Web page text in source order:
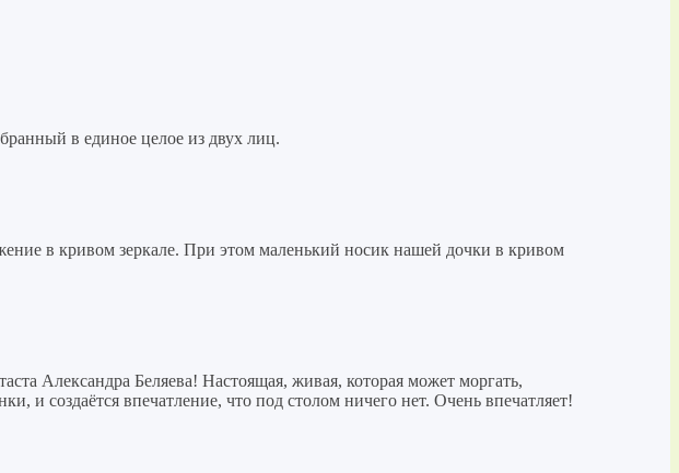
в единое целое из двух лиц.
в кривом зеркале. При этом маленький носик нашей дочки в кривом
Александра Беляева! Настоящая, живая, которая может моргать,
и создаётся впечатление, что под столом ничего нет. Очень впечатляет!